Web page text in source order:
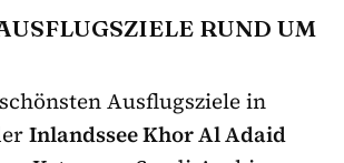
RUND UM
Ausflugsziele in
Inlandssee Khor Al Adaid